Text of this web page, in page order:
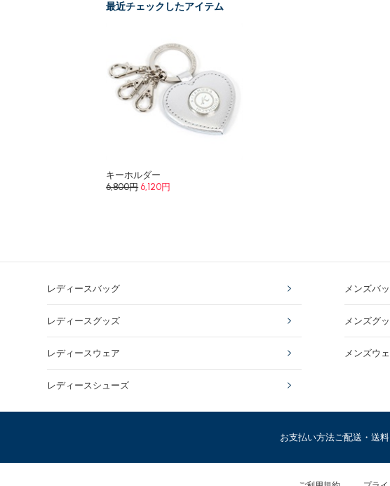
最近チェックしたアイテム
キーホルダー
6,800円 6,120円
レディースバッグ
レディースグッズ
レディースウェア
レディースシューズ
メンズバ
メンズグ
メンズウ
お支払い方法ご配送・送料